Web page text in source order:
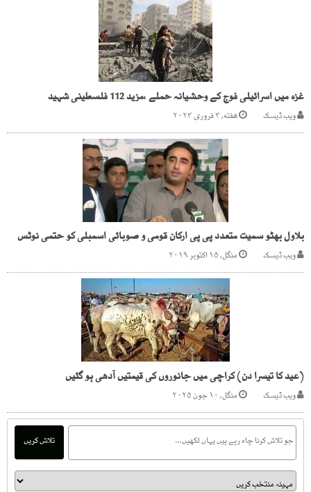
غزہ میں اسرائیلی فوج کے وحشیانہ حملے ،مزید 112 فلسطینی شہید
ویب ڈیسک هفته, ۳ فروری ۲۰۲۴
بلاول بھٹو سمیت متعدد پی پی ارکان قومی و صوبائی اسمبلی کو حتمی نوٹس
ویب ڈیسک منگل, ۱۵ اکتوبر ۲۰۱۹
(عید کا تیسرا دن) کراچی میں جانوروں کی قیمتیں آدھی ہو گئیں
ویب ڈیسک منگل, ۱۰ جون ۲۰۲۵
تلاش کریں